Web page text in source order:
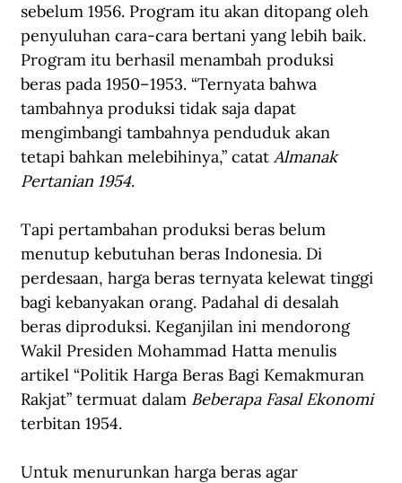
sebelum 1956. Program itu akan ditopang oleh
penyuluhan cara-cara bertani yang lebih baik.
Program itu berhasil menambah produksi
beras pada 1950–1953. “Ternyata bahwa
tambahnya produksi tidak saja dapat
mengimbangi tambahnya penduduk akan
tetapi bahkan melebihinya,” catat Almanak
Pertanian 1954.
Tapi pertambahan produksi beras belum
menutup kebutuhan beras Indonesia. Di
perdesaan, harga beras ternyata kelewat tinggi
bagi kebanyakan orang. Padahal di desalah
beras diproduksi. Keganjilan ini mendorong
Wakil Presiden Mohammad Hatta menulis
artikel “Politik Harga Beras Bagi Kemakmuran
Rakjat” termuat dalam Beberapa Fasal Ekonomi
terbitan 1954.
Untuk menurunkan harga beras agar